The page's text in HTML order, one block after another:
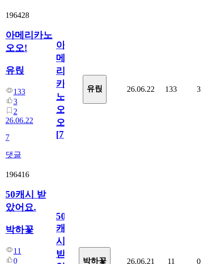
196428
아메리카노
오오!
유릱
133
3
2
26.06.22
7
댓글
아
메
리
카
노
오
오!
[7]
유릱 26.06.22 133 3
196416
50캐시 받
았어요.
박하꽃
11
0
50
캐
시
받
박하꽃 26.06.21 11 0